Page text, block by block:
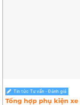
Tin tức Tư vấn - Đánh giá
Tổng hợp phụ kiện